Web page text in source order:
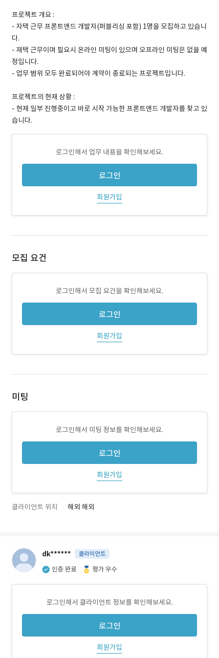
프로젝트 개요 :
- 자택 근무 프론트엔드 개발자(퍼블리싱 포함) 1명을 모집하고 있습니
다.
- 재택 근무이며 필요시 온라인 미팅이 있으며 오프라인 미팅은 없을 예
정입니다.
- 업무 범위 모두 완료되어야 계약이 종료되는 프로젝트입니다.
프로젝트의 현재 상황 :
- 현재 일부 진행중이고 바로 시작 가능한 프론트엔드 개발자를 찾고 있
습니다.
로그인해서 업무 내용을 확인해보세요.
로그인
회원가입
모집 요건
로그인해서 모집 요건을 확인해보세요.
로그인
회원가입
미팅
로그인해서 미팅 정보를 확인해보세요.
로그인
회원가입
클라이언트 위치 해외 해외
dk****** 클라이언트
인증 완료 평가 우수
로그인해서 클라이언트 정보를 확인해보세요.
로그인
회원가입